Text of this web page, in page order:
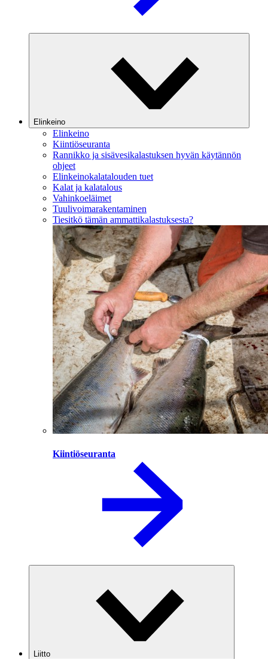
Elinkeino
Elinkeino
Kiintiöseuranta
Rannikko ja sisävesikalastuksen hyvän käytännön
ohjeet
Elinkeinokalatalouden tuet
Kalat ja kalatalous
Vahinkoeläimet
Tuulivoimarakentaminen
Tiesitkö tämän ammattikalastuksesta?
Kiintiöseuranta
Liitto